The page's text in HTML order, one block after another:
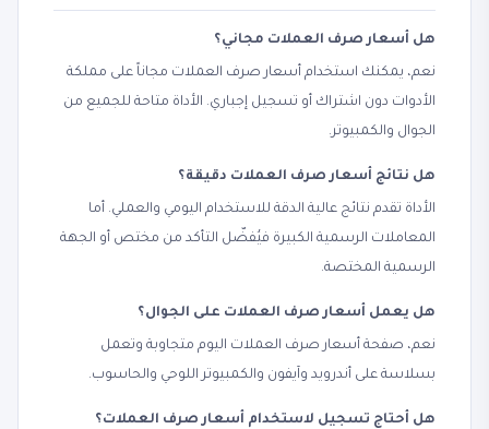
هل أسعار صرف العملات مجاني؟
نعم، يمكنك استخدام أسعار صرف العملات مجاناً على مملكة
الأدوات دون اشتراك أو تسجيل إجباري. الأداة متاحة للجميع من
الجوال والكمبيوتر.
هل نتائج أسعار صرف العملات دقيقة؟
الأداة تقدم نتائج عالية الدقة للاستخدام اليومي والعملي. أما
المعاملات الرسمية الكبيرة فيُفضّل التأكد من مختص أو الجهة
الرسمية المختصة.
هل يعمل أسعار صرف العملات على الجوال؟
نعم، صفحة أسعار صرف العملات اليوم متجاوبة وتعمل
بسلاسة على أندرويد وآيفون والكمبيوتر اللوحي والحاسوب.
هل أحتاج تسجيل لاستخدام أسعار صرف العملات؟